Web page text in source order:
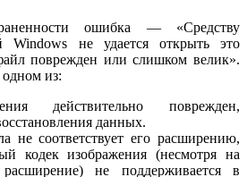
ошибка — «Средству
Windows не удается открыть это
поврежден или слишком велик».
из:
действительно поврежден,
данных.
не соответствует его расширению,
кодек изображения (несмотря на
расширение) не поддерживается в